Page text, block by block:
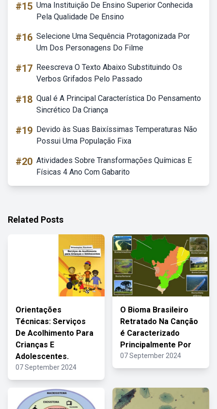
#15 Uma Instituição De Ensino Superior Conhecida
Pela Qualidade De Ensino
#16 Selecione Uma Sequência Protagonizada Por
Um Dos Personagens Do Filme
#17 Reescreva O Texto Abaixo Substituindo Os
Verbos Grifados Pelo Passado
#18 Qual é A Principal Característica Do Pensamento
Sincrético Da Criança
#19 Devido às Suas Baixíssimas Temperaturas Não
Possui Uma População Fixa
#20 Atividades Sobre Transformações Químicas E
Físicas 4 Ano Com Gabarito
Related Posts
Orientações
Técnicas: Serviços
De Acolhimento Para
Crianças E
Adolescentes.
07 September 2024
O Bioma Brasileiro
Retratado Na Canção
é Caracterizado
Principalmente Por
07 September 2024